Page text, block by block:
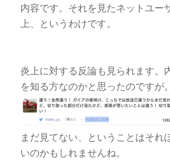
内容です。それを見たネットユー
上、というわけです。
炎上に対する反論も見られます。
を知る方なのかと思ったのですが。
まだ見てない、ということはそれ
いのかもしれませんね。